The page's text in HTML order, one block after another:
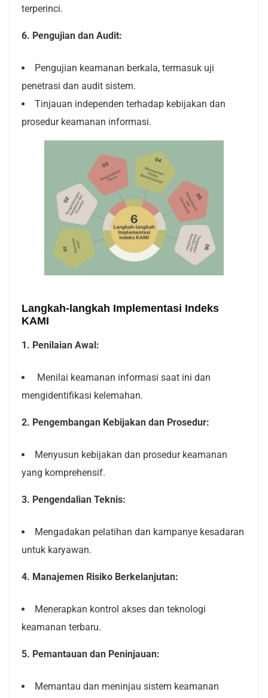
terperinci.
6. Pengujian dan Audit:
Pengujian keamanan berkala, termasuk uji
penetrasi dan audit sistem.
Tinjauan independen terhadap kebijakan dan
prosedur keamanan informasi.
Langkah-langkah Implementasi Indeks
KAMI
1. Penilaian Awal:
Menilai keamanan informasi saat ini dan
mengidentifikasi kelemahan.
2. Pengembangan Kebijakan dan Prosedur:
Menyusun kebijakan dan prosedur keamanan
yang komprehensif.
3. Pengendalian Teknis:
Mengadakan pelatihan dan kampanye kesadaran
untuk karyawan.
4. Manajemen Risiko Berkelanjutan:
Menerapkan kontrol akses dan teknologi
keamanan terbaru.
5. Pemantauan dan Peninjauan:
Memantau dan meninjau sistem keamanan